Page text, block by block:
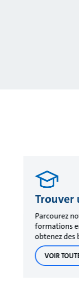
Trouver
Parcourez
formations
obtenez des
VOIR